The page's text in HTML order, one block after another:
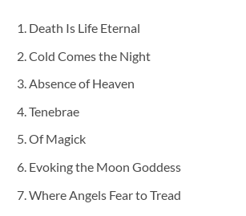
Death Is Life Eternal
Cold Comes the Night
Absence of Heaven
Tenebrae
Of Magick
Evoking the Moon Goddess
Where Angels Fear to Tread